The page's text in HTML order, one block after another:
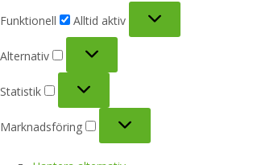
Funktionell
Alltid aktiv
Alternativ
Alternativ
Statistik
Statistik
Marknadsföring
Marknadsföring